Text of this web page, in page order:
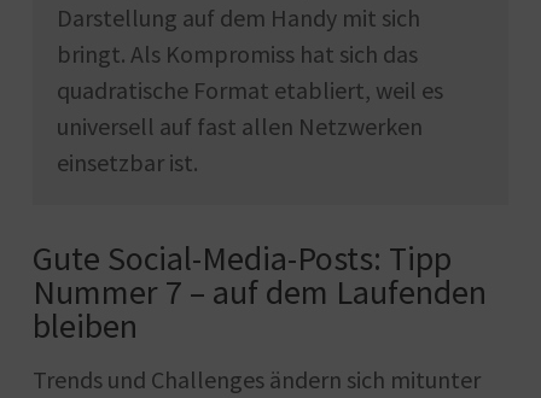
Darstellung auf dem Handy mit sich
bringt. Als Kompromiss hat sich das
quadratische Format etabliert, weil es
universell auf fast allen Netzwerken
einsetzbar ist.
Gute Social-Media-Posts: Tipp
Nummer 7 – auf dem Laufenden
bleiben
Trends und Challenges ändern sich mitunter